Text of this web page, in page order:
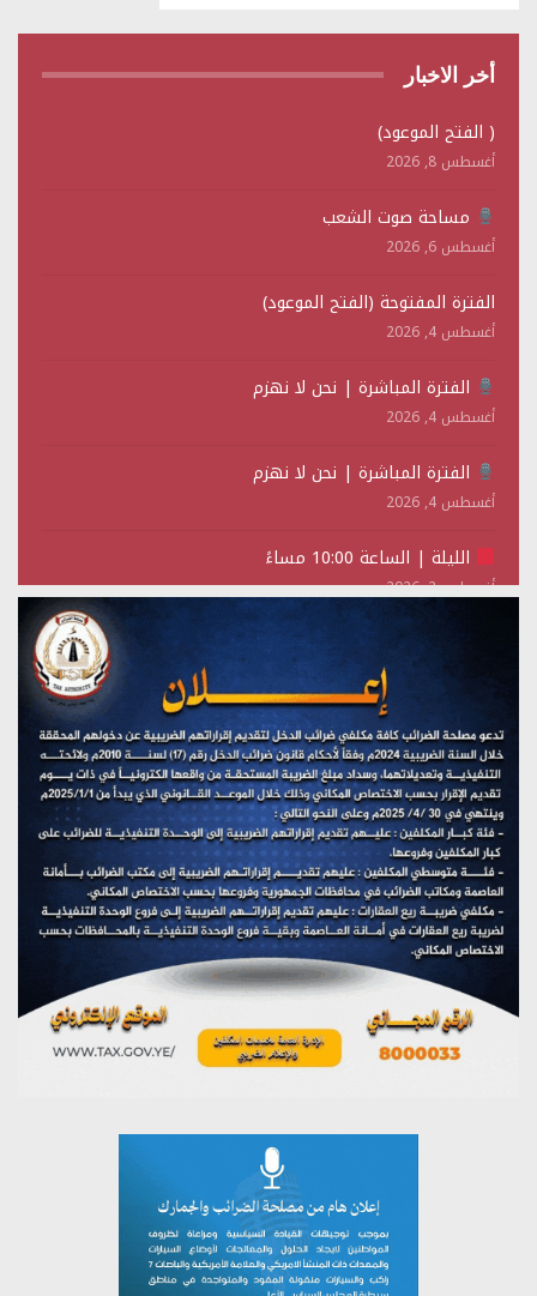
أخر الاخبار
( الفتح الموعود)
أغسطس 8, 2026
مساحة صوت الشعب
أغسطس 6, 2026
الفترة المفتوحة (الفتح الموعود)
أغسطس 4, 2026
الفترة المباشرة | نحن لا نهزم
أغسطس 4, 2026
الفترة المباشرة | نحن لا نهزم
أغسطس 4, 2026
الليلة | الساعة 10:00 مساءً
أغسطس 2, 2026
تستمعون لبرنامج (حدث في مثل هذا اليوم)
(نحن لا نهزم) بث مباشر
يوليو 28, 2026
تستمعون لبرنامج (هندسة الوهم)
يوليو 28, 2026
مؤتمر صحفي لمركز عين الإنسانية حول جرائم تحالف العدوان
على اليمن
يوليو 27, 2026